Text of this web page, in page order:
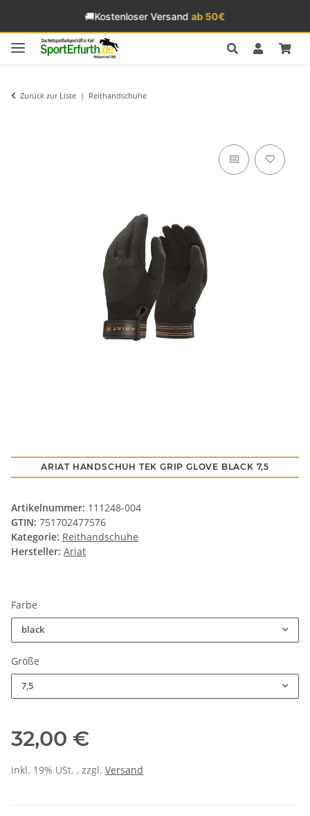
🚚Kostenloser Versandab 50€
Zurück zur Liste Reithandschuhe
ARIAT HANDSCHUH TEK GRIP GLOVE BLACK 7,5
Artikelnummer: 111248-004
GTIN: 751702477576
Kategorie: Reithandschuhe
Hersteller: Ariat
Farbe
black
Größe
7,5
32,00 €
inkl. 19% USt. , zzgl. Versand